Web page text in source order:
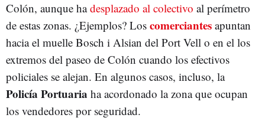
Colón, aunque hadesplazado al colectivo al perímetro
de estas zonas. ¿Ejemplos? Los comerciantes apuntan
hacia el muelle Bosch i Alsian del Port Vell o en el los
extremos del paseo de Colón cuando los efectivos
policiales se alejan. En algunos casos, incluso, la
Policía Portuaria ha acordonado la zona que ocupan
los vendedores por seguridad.